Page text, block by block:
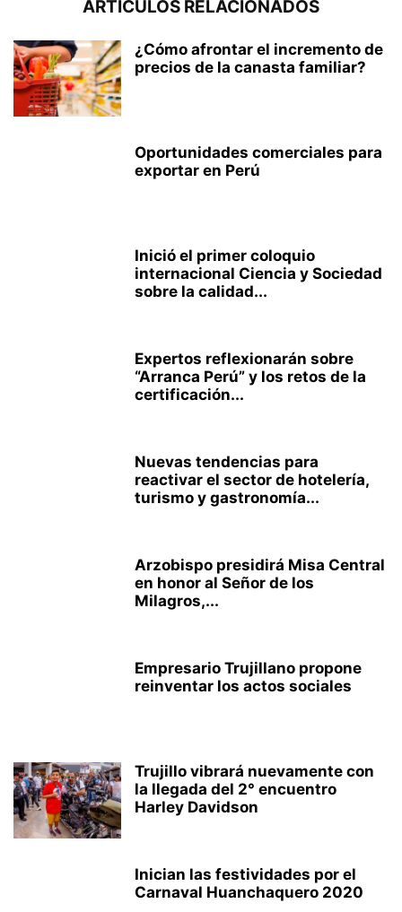
ARTÍCULOS RELACIONADOS
¿Cómo afrontar el incremento de
precios de la canasta familiar?
Oportunidades comerciales para
exportar en Perú
Inició el primer coloquio
internacional Ciencia y Sociedad
sobre la calidad...
Expertos reflexionarán sobre
“Arranca Perú” y los retos de la
certificación...
Nuevas tendencias para
reactivar el sector de hotelería,
turismo y gastronomía...
Arzobispo presidirá Misa Central
en honor al Señor de los
Milagros,...
Empresario Trujillano propone
reinventar los actos sociales
Trujillo vibrará nuevamente con
la llegada del 2° encuentro
Harley Davidson
Inician las festividades por el
Carnaval Huanchaquero 2020